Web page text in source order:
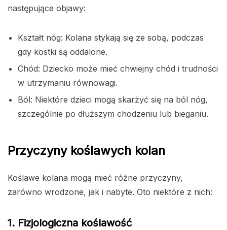
następujące objawy:
Kształt nóg: Kolana stykają się ze sobą, podczas
gdy kostki są oddalone.
Chód: Dziecko może mieć chwiejny chód i trudności
w utrzymaniu równowagi.
Ból: Niektóre dzieci mogą skarżyć się na ból nóg,
szczególnie po dłuższym chodzeniu lub bieganiu.
Przyczyny koślawych kolan
Koślawe kolana mogą mieć różne przyczyny,
zarówno wrodzone, jak i nabyte. Oto niektóre z nich:
1. Fizjologiczna koślawość